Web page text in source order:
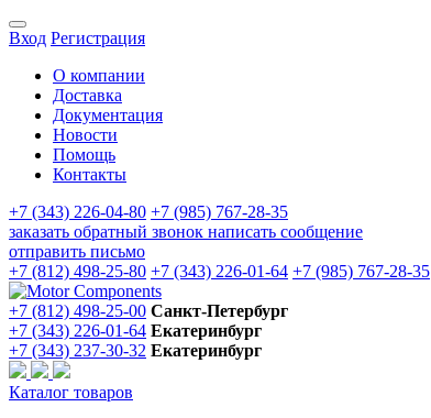
Вход Регистрация
О компании
Доставка
Документация
Новости
Помощь
Контакты
+7 (343) 226-04-80 +7 (985) 767-28-35
заказать обратный звонок написать сообщение
отправить письмо
+7 (812) 498-25-80 +7 (343) 226-01-64 +7 (985) 767-28-35
+7 (812) 498-25-00 Санкт-Петербург
+7 (343) 226-01-64 Екатеринбург
+7 (343) 237-30-32 Екатеринбург
Каталог товаров